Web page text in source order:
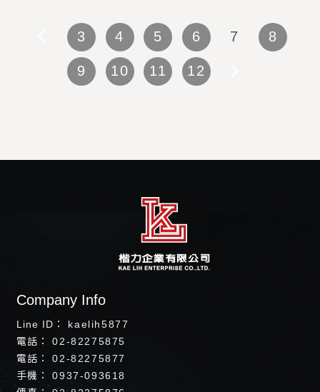
3 4 5 6 7 8
9 10 11 12
kaelih5877
02-82275875
02-82275877
0937-093618
台北螺絲工廠 中和螺絲工廠
台北螺絲專賣店